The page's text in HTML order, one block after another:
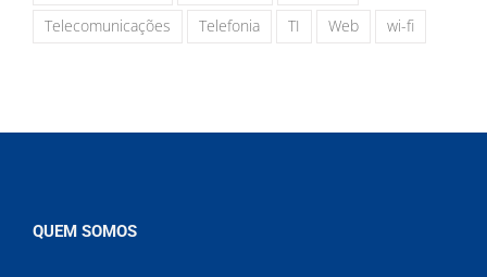
Telecomunicações
Telefonia TI Web wi-fi
QUEM SOMOS